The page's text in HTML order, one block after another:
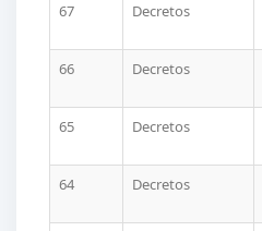
67
Decretos
66
Decretos
65
Decretos
64
Decretos